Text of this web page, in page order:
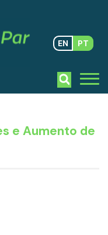
EN PT
e Aumento de